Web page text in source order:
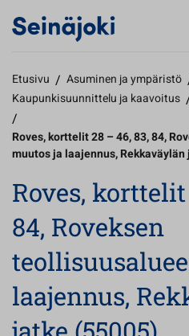
Etusivu / Asuminen ja ympäristö
Kaupunkisuunnittelu ja kaavoitus
/
Roves, korttelit 28 – 46, 83, 84,
muutos ja laajennus,
Roves, korttelit
84, Roveksen
laajennus,